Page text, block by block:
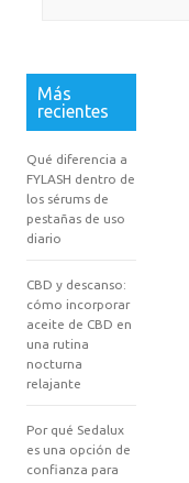
Más
recientes
Qué diferencia a
FYLASH dentro de
los sérums de
pestañas de uso
diario
CBD y descanso:
cómo incorporar
aceite de CBD en
una rutina
nocturna
relajante
Por qué Sedalux
es una opción de
confianza para